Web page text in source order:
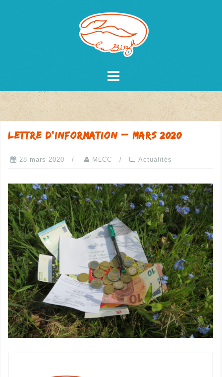
Lettre d’information – mars 2020
28 mars 2020 MLCC Actualités